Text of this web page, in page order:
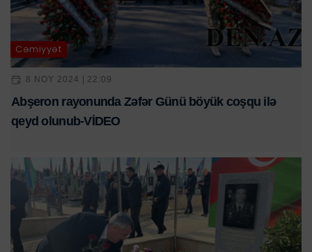
Cəmiyyət
8 NOY 2024 | 22:09
Abşeron rayonunda Zəfər Günü böyük coşqu ilə
qeyd olunub-VİDEO